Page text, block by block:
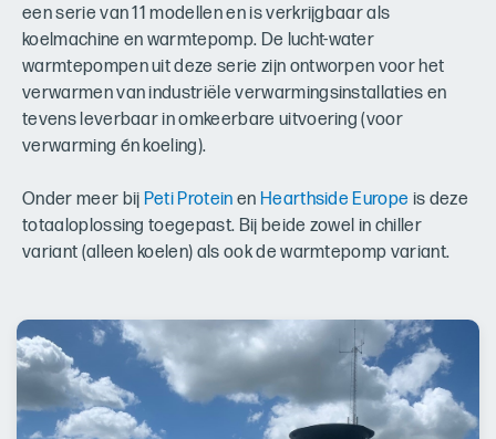
een serie van 11 modellen en is verkrijgbaar als
koelmachine en warmtepomp. De lucht-water
warmtepompen uit deze serie zijn ontworpen voor het
verwarmen van industriële verwarmingsinstallaties en
tevens leverbaar in omkeerbare uitvoering (voor
verwarming én koeling).
Onder meer bij Peti Protein en Hearthside Europe is deze
totaaloplossing toegepast. Bij beide zowel in chiller
variant (alleen koelen) als ook de warmtepomp variant.